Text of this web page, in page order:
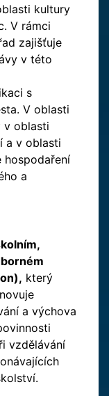
kultury
V rámci
zajišťuje
v této
s
V oblasti
v oblasti
a v oblasti
hospodaření
a
který
a výchova
vzdělávání